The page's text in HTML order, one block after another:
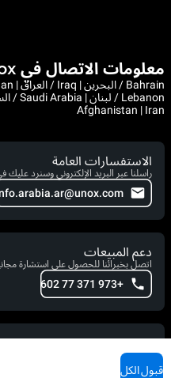
معلومات الاتصال في Unox الشرق الأوسط
Afghanistan | Iran
الاستفسارات العامة
راسلنا عبر البريد الإلكتروني وسنرد
دعم المبيعات
اتصل بخبرائنا للحصول على استشارة
+973 371 77 602
دعم الخدمة
فنيونا جاهزون لمساعدتك. اتصل بهم الآن.
+971 554263168قبول الكل